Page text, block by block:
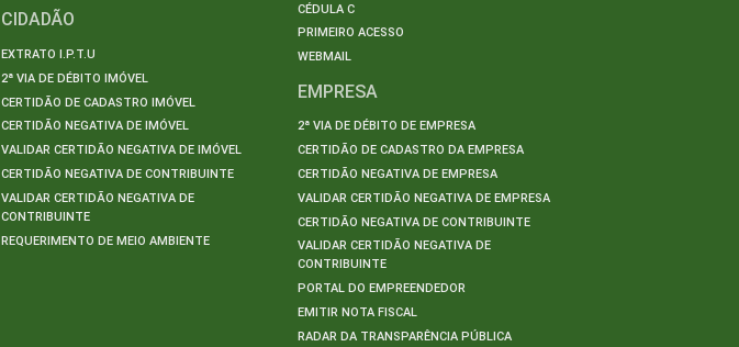
CIDADÃO
EXTRATO I.P.T.U
2ª VIA DE DÉBITO IMÓVEL
CERTIDÃO DE CADASTRO IMÓVEL
CERTIDÃO NEGATIVA DE IMÓVEL
VALIDAR CERTIDÃO NEGATIVA DE IMÓVEL
CERTIDÃO NEGATIVA DE CONTRIBUINTE
VALIDAR CERTIDÃO NEGATIVA DE
CONTRIBUINTE
REQUERIMENTO DE MEIO AMBIENTE
CÉDULA C
PRIMEIRO ACESSO
WEBMAIL
EMPRESA
2ª VIA DE DÉBITO DE EMPRESA
CERTIDÃO DE CADASTRO DA EMPRESA
CERTIDÃO NEGATIVA DE EMPRESA
VALIDAR CERTIDÃO NEGATIVA DE EMPRESA
CERTIDÃO NEGATIVA DE CONTRIBUINTE
VALIDAR CERTIDÃO NEGATIVA DE
CONTRIBUINTE
PORTAL DO EMPREENDEDOR
EMITIR NOTA FISCAL
RADAR DA TRANSPARÊNCIA PÚBLICA